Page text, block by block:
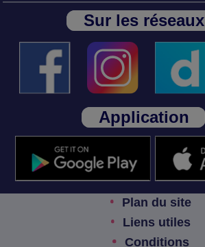
Sur les réseaux
Application
Plan du site
Liens utiles
Conditions